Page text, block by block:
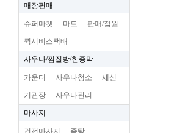
매장판매
슈퍼마켓 마트 판매/점원
퀵서비스택배
사우나/찜질방/한증막
카운터 사우나청소 세신
기관장 사우나관리
마사지
건전마사지 족탕